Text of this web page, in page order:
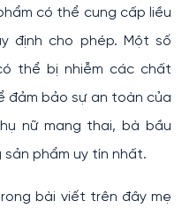
có thể cung cấp liều
định cho phép. Một số
thể bị nhiễm các chất
đảm bảo sự an toàn của
nữ mang thai, bà bầu
phẩm uy tín nhất.
bài viết trên đây mẹ